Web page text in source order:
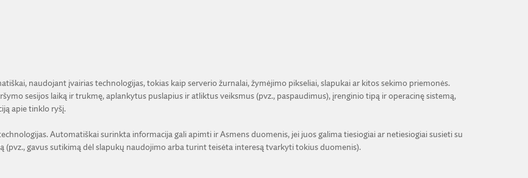
naudojant įvairias technologijas, tokias kaip serverio žurnalai, žymėjimo pikseliai, slapukai ar kitos sekimo priemonės.
sesijos laiką ir trukmę, aplankytus puslapius ir atliktus veiksmus (pvz., paspaudimus), įrenginio tipą ir operacinę sistemą,
apie tinklo ryšį.
Automatiškai surinkta informacija gali apimti ir Asmens duomenis, jei juos galima tiesiogiai ar netiesiogiai susieti su
gavus sutikimą dėl slapukų naudojimo arba turint teisėta interesą tvarkyti tokius duomenis).